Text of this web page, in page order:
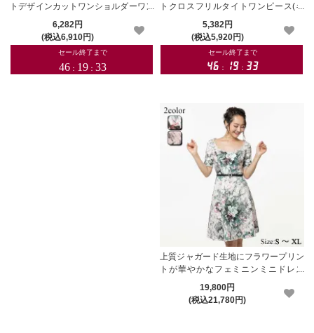
トデザインカットワンショルダーワン
ピース(キャバドレス・CABARETDR
6,282円
(税込6,910円)
トクロスフリルタイトワンピース(キ
ャバドレス・CABARETDRESS)
5,382円
(税込5,920円)
上質ジャガード生地にフラワープリン
トが華やかなフェミニンミニドレス
(キャバドレス・CABARETDRESS)
【メーカーお取り寄せ】
19,800円
(税込21,780円)